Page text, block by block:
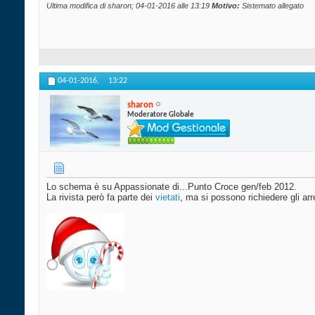
Ultima modifica di sharon; 04-01-2016 alle 13:19 Motivo: Sistemato allegato
04-01-2016, 13:22
sharon
Moderatore Globale
Lo schema è su Appassionate di...Punto Croce gen/feb 2012.
La rivista però fa parte dei vietati, ma si possono richiedere gli